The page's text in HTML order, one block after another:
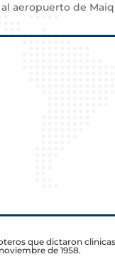
aeropuerto de
que dictaron clinicas
de 1958.